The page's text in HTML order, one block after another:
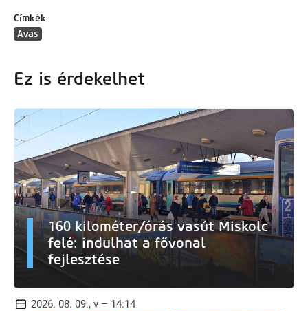
Címkék
Avas
Ez is érdekelhet
160 kilométer/órás vasút Miskolc
felé: indulhat a fővonal
fejlesztése
2026. 08. 09., v – 14:14